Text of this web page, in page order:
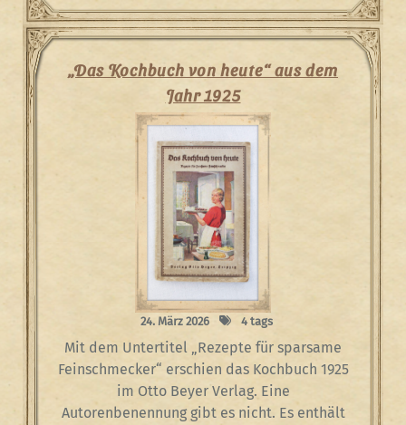
„Das Kochbuch von heute“ aus dem
Jahr 1925
24. März 2026 4 tags
Mit dem Untertitel „Rezepte für sparsame
Feinschmecker“ erschien das Kochbuch 1925
im Otto Beyer Verlag. Eine
Autorenbenennung gibt es nicht. Es enthält